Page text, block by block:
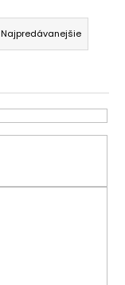
Najpredávanejšie